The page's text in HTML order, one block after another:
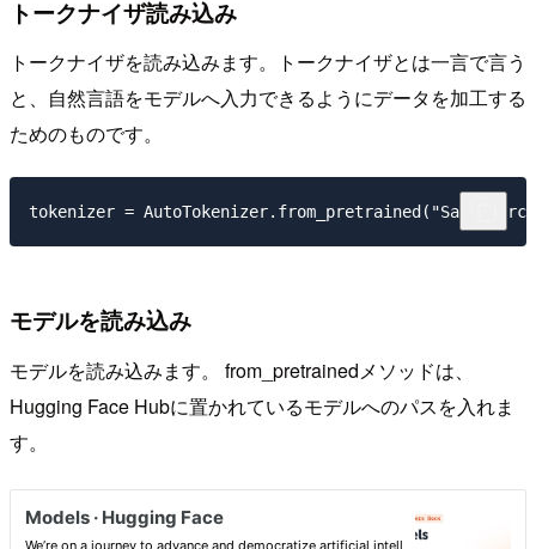
トークナイザ読み込み
トークナイザを読み込みます。トークナイザとは一言で言う
と、自然言語をモデルへ入力できるようにデータを加工する
ためのものです。
モデルを読み込み
モデルを読み込みます。 from_pretrainedメソッドは、
Hugging Face Hubに置かれているモデルへのパスを入れま
す。